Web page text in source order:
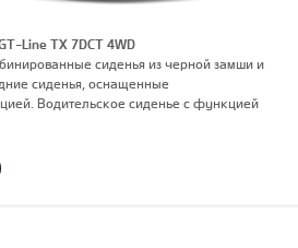
Line TX 7DCT 4WD
сиденья из черной замши и
сиденья, оснащенные
Водительское сиденье с функцией